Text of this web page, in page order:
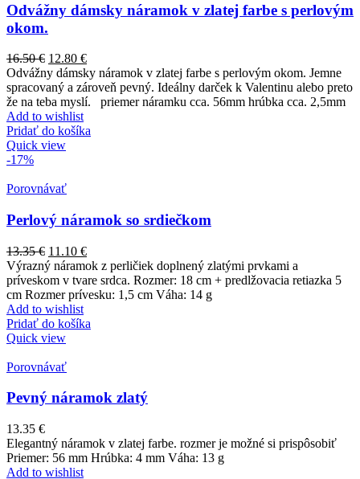
Odvážny dámsky náramok v zlatej farbe s perlovým
okom.
16.50€ 12.80 €
Odvážny dámsky náramok v zlatej farbe s perlovým okom. Jemne
spracovaný a zároveň pevný. Ideálny darček k Valentinu alebo preto
že na teba myslí. priemer náramku cca. 56mm hrúbka cca. 2,5mm
Add to wishlist
Pridať do košíka
Quick view
-17%
Porovnávať
Perlový náramok so srdiečkom
13.35€ 11.10 €
Výrazný náramok z perličiek doplnený zlatými prvkami a
príveskom v tvare srdca. Rozmer: 18 cm + predlžovacia retiazka 5
cm Rozmer prívesku: 1,5 cm Váha: 14 g
Add to wishlist
Pridať do košíka
Quick view
Porovnávať
Pevný náramok zlatý
13.35 €
Elegantný náramok v zlatej farbe. rozmer je možné si prispôsobiť
Priemer: 56 mm Hrúbka: 4 mm Váha: 13 g
Add to wishlist